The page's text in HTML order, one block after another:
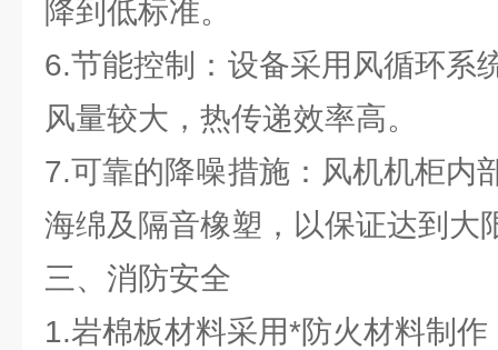
降到低标准。
6.节能控制：设备采用风循环系
风量较大，热传递效率高。
7.可靠的降噪措施：风机机柜内
海绵及隔音橡塑，以保证达到大
三、消防安全
1.岩棉板材料采用*防火材料制作